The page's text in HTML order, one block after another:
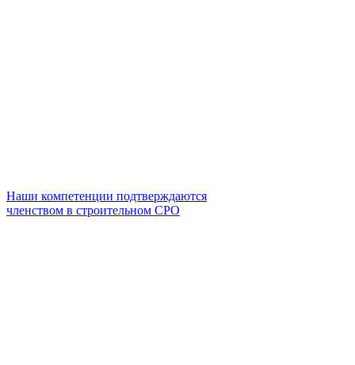
Наши компетенции подтверждаются
членством в строительном СРО